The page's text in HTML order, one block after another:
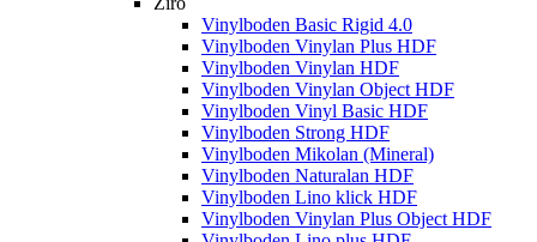
Vinylboden Basic Rigid 4.0
Vinylboden Vinylan Plus HDF
Vinylboden Vinylan HDF
Vinylboden Vinylan Object HDF
Vinylboden Vinyl Basic HDF
Vinylboden Strong HDF
Vinylboden Mikolan (Mineral)
Vinylboden Naturalan HDF
Vinylboden Lino klick HDF
Vinylboden Vinylan Plus Object HDF